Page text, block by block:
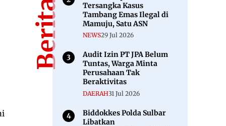
Tersangka Kasus
Tambang Emas Ilegal di
Mamuju, Satu ASN
NEWS29 Jul 2026
Audit Izin PT JPA Belum
Tuntas, Warga Minta
Perusahaan Tak
Beraktivitas
DAERAH31 Jul 2026
Biddokkes Polda Sulbar
Libatkan